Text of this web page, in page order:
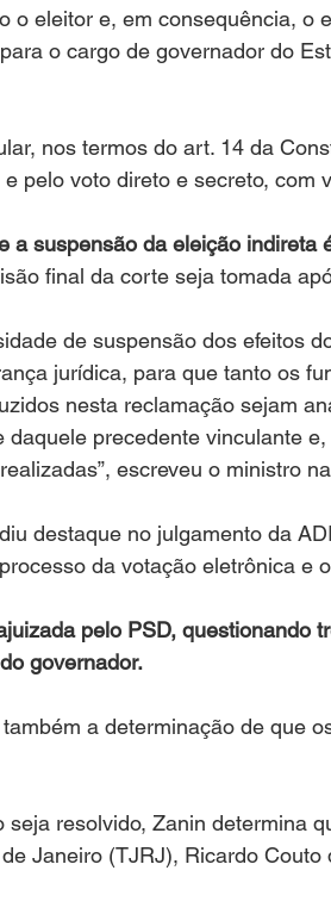
o eleitor e, em consequência, o
o cargo de governador do
nos termos do art. 14 da
pelo voto direto e secreto, com
a suspensão da eleição indireta
final da corte seja tomada
de suspensão dos efeitos
jurídica, para que tanto os
nesta reclamação sejam
daquele precedente vinculante
escreveu o ministro
destaque no julgamento da
da votação eletrônica e
pelo PSD, questionando
governador.
a determinação de que
seja resolvido, Zanin determina
Janeiro (TJRJ), Ricardo